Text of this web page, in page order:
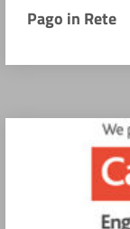
Pago in Rete